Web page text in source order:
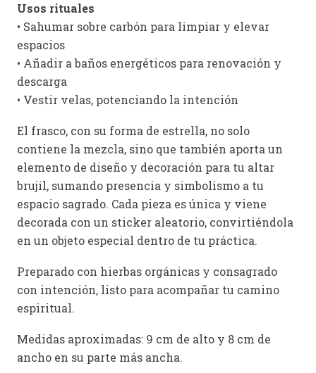
Usos rituales
• Sahumar sobre carbón para limpiar y elevar
espacios
• Añadir a baños energéticos para renovación y
descarga
• Vestir velas, potenciando la intención
El frasco, con su forma de estrella, no solo
contiene la mezcla, sino que también aporta un
elemento de diseño y decoración para tu altar
brujil, sumando presencia y simbolismo a tu
espacio sagrado. Cada pieza es única y viene
decorada con un sticker aleatorio, convirtiéndola
en un objeto especial dentro de tu práctica.
Preparado con hierbas orgánicas y consagrado
con intención, listo para acompañar tu camino
espiritual.
Medidas aproximadas: 9 cm de alto y 8 cm de
ancho en su parte más ancha.